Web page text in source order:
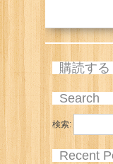
購読する
Search
検索:
Recent